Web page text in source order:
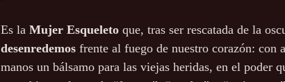
Es la Mujer Esqueleto que, tras ser rescatada de la
desenredemos frente al fuego de nuestro corazón: con
manos un bálsamo para las viejas heridas, en el poder